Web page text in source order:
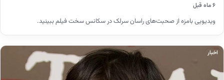
۶ ماه قبل
ویدیویی بامزه از صحبت‌های راسان سرلک در سکانس سخت فیلم ببینید.
اخبار